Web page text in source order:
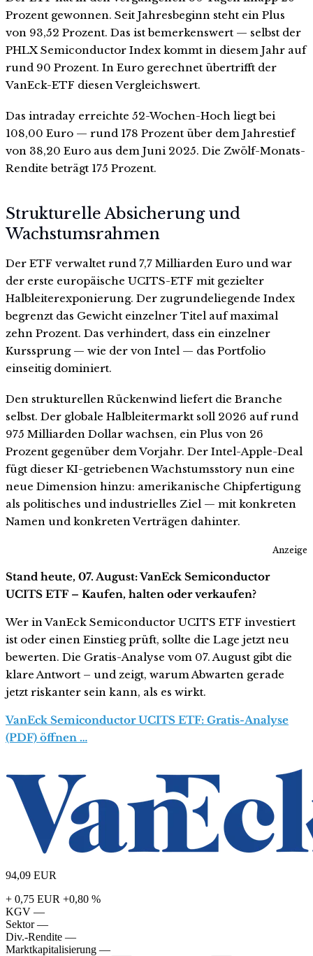
Prozent gewonnen. Seit Jahresbeginn steht ein Plus
von 93,52 Prozent. Das ist bemerkenswert — selbst der
PHLX Semiconductor Index kommt in diesem Jahr auf
rund 90 Prozent. In Euro gerechnet übertrifft der
VanEck-ETF diesen Vergleichswert.
Das intraday erreichte 52-Wochen-Hoch liegt bei
108,00 Euro — rund 178 Prozent über dem Jahrestief
von 38,20 Euro aus dem Juni 2025. Die Zwölf-Monats-
Rendite beträgt 175 Prozent.
Strukturelle Absicherung und
Wachstumsrahmen
Der ETF verwaltet rund 7,7 Milliarden Euro und war
der erste europäische UCITS-ETF mit gezielter
Halbleiterexponierung. Der zugrundeliegende Index
begrenzt das Gewicht einzelner Titel auf maximal
zehn Prozent. Das verhindert, dass ein einzelner
Kurssprung — wie der von Intel — das Portfolio
einseitig dominiert.
Den strukturellen Rückenwind liefert die Branche
selbst. Der globale Halbleitermarkt soll 2026 auf rund
975 Milliarden Dollar wachsen, ein Plus von 26
Prozent gegenüber dem Vorjahr. Der Intel-Apple-Deal
fügt dieser KI-getriebenen Wachstumsstory nun eine
neue Dimension hinzu: amerikanische Chipfertigung
als politisches und industrielles Ziel — mit konkreten
Namen und konkreten Verträgen dahinter.
Anzeige
Stand heute, 07. August: VanEck Semiconductor
UCITS ETF – Kaufen, halten oder verkaufen?
Wer in VanEck Semiconductor UCITS ETF investiert
ist oder einen Einstieg prüft, sollte die Lage jetzt neu
bewerten. Die Gratis-Analyse vom 07. August gibt die
klare Antwort – und zeigt, warum Abwarten gerade
jetzt riskanter sein kann, als es wirkt.
VanEck Semiconductor UCITS ETF: Gratis-Analyse
(PDF) öffnen …
94,09 EUR
+ 0,75 EUR +0,80 %
KGV —
Sektor —
Div.-Rendite —
Marktkapitalisierung —